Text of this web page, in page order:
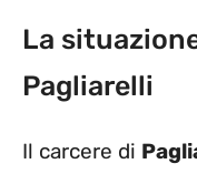
La
Pagliarelli
Il carcere di